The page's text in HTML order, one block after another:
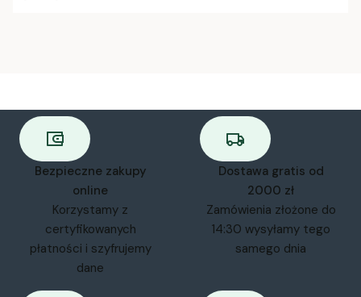
Bezpieczne zakupy
online
Korzystamy z
certyfikowanych
płatności i szyfrujemy
dane
Dostawa gratis od
2000 zł
Zamówienia złożone do
14:30 wysyłamy tego
samego dnia